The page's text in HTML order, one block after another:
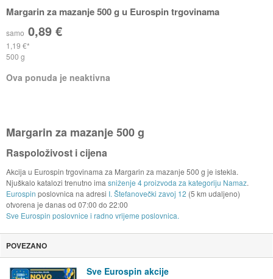
Margarin za mazanje 500 g u Eurospin trgovinama
samo 0,89 €
1,19 €
500 g
Ova ponuda je neaktivna
Margarin za mazanje 500 g
Raspoloživost i cijena
Akcija u Eurospin trgovinama za Margarin za mazanje 500 g je istekla.
Njuškalo katalozi trenutno ima sniženje 4 proizvoda za kategoriju Namaz.
Eurospin poslovnica na adresi I. Štefanovečki zavoj 12 (5 km udaljeno)
otvorena je danas od 07:00 do 22:00
Sve Eurospin poslovnice i radno vrijeme poslovnica.
POVEZANO
Sve Eurospin akcije